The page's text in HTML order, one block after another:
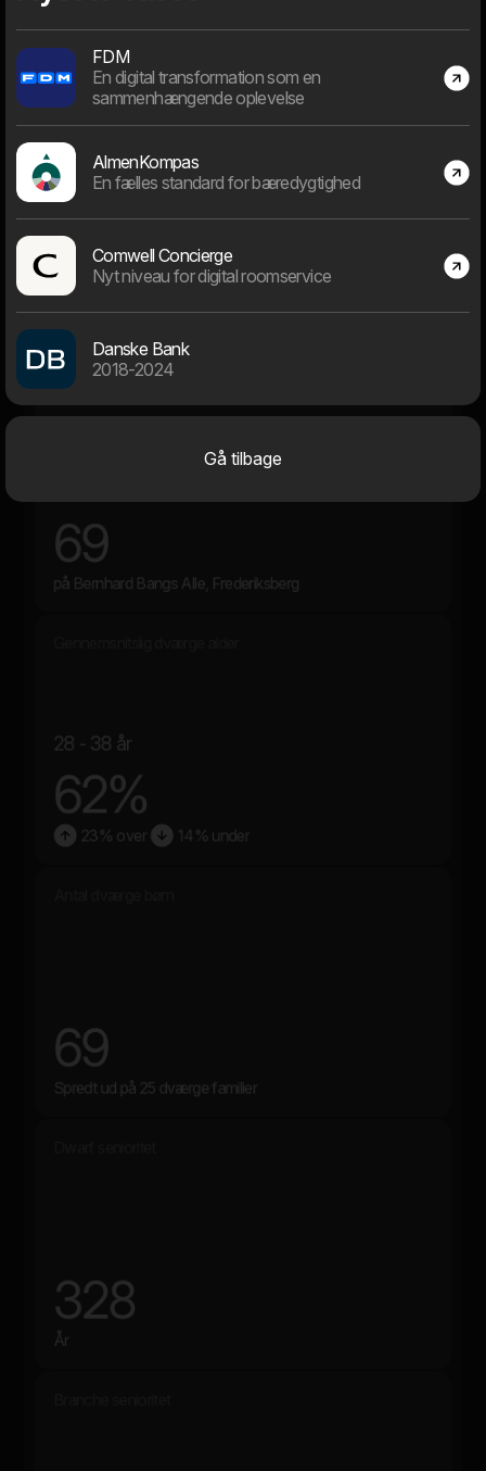
den vigtigste opgave at vælge det rigtige projekt.
Dage "in business"
9716
Dage siden 1. januar 2000
Medarbejdere
69
på Bernhard Bangs Alle, Frederiksberg
28 - 38 år
62%
23% over 14% under
69
Spredt ud på 25 dværge familier
328
År
FDM
En digital transformation som en
sammenhængende oplevelse
AlmenKompas
En fælles standard for bæredygtighed
Comwell Concierge
Nyt niveau for digital roomservice
Danske Bank
2018-2024
Gå tilbage